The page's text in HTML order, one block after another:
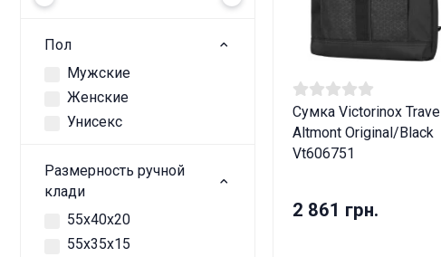
Пол
Мужские
Женские
Унисекс
Размерность ручной
клади
55х40х20
55x35x15
Сумка Victorinox Travel
Altmont Original/Black
Vt606751
2 861 грн.